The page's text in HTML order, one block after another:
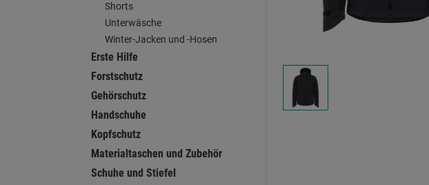
Shorts
Unterwäsche
Winter-Jacken und -Hosen
Erste Hilfe
Forstschutz
Gehörschutz
Handschuhe
Kopfschutz
Materialtaschen und Zubehör
Schuhe und Stiefel